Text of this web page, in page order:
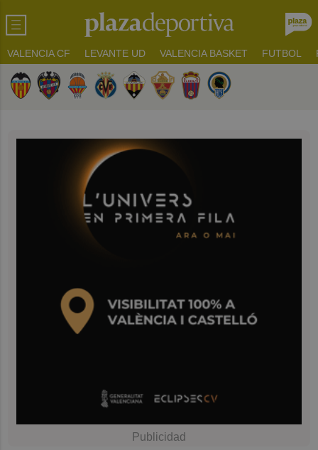
VALENCIA CF LEVANTE UD VALENCIA BASKET FUTBOL